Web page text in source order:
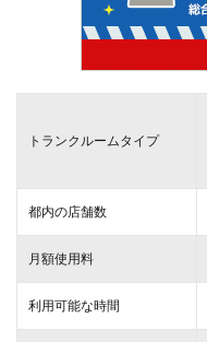
トランクルームタイプ
都内の店舗数
月額使用料
利用可能な時間